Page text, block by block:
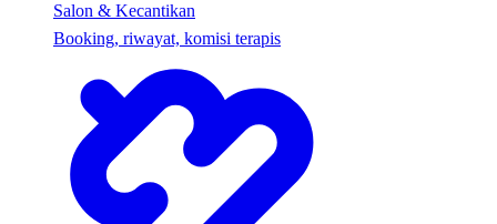
Salon & Kecantikan
Booking, riwayat, komisi terapis